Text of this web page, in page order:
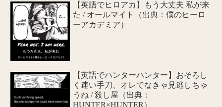
【英語でヒロアカ】もう大丈夫 私が来
た / オールマイト（出典：僕のヒーロ
ーアカデミア）
【英語でハンターハンター】おそろし
く速い手刀、オレでなきゃ見逃しちゃ
うね / 殺し屋（出典：
HUNTER×HUNTER）